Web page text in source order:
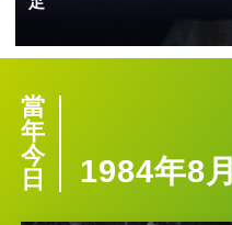
當
年
今
日
1984年8